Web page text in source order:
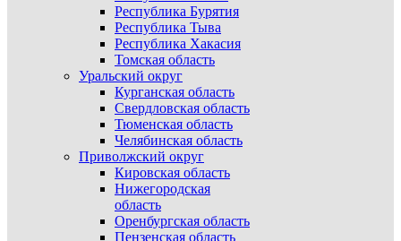
Республика Бурятия
Республика Тыва
Республика Хакасия
Томская область
Уральский округ
Курганская область
Свердловская область
Тюменская область
Челябинская область
Приволжский округ
Кировская область
Нижегородская
область
Оренбургская область
Пензенская область